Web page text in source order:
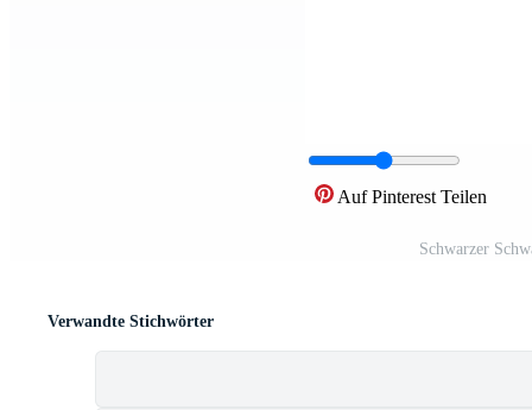
Auf Pinterest Teilen
Schwarzer
Verwandte Stichwörter